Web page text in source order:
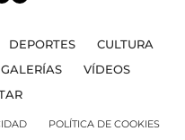
DEPORTES
CULTURA
GALERÍAS
VÍDEOS
POLÍTICA DE COOKIES